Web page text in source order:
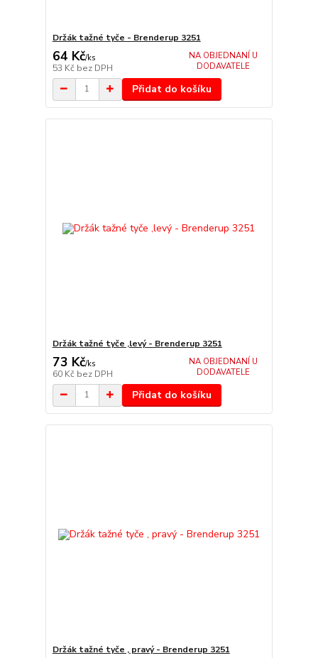
Držák tažné tyče - Brenderup 3251
64 Kč/ks
53 Kč bez DPH
NA OBJEDNANÍ U
DODAVATELE
Přidat do košíku
Držák tažné tyče ,levý - Brenderup 3251
73 Kč/ks
60 Kč bez DPH
NA OBJEDNANÍ U
DODAVATELE
Přidat do košíku
Držák tažné tyče , pravý - Brenderup 3251